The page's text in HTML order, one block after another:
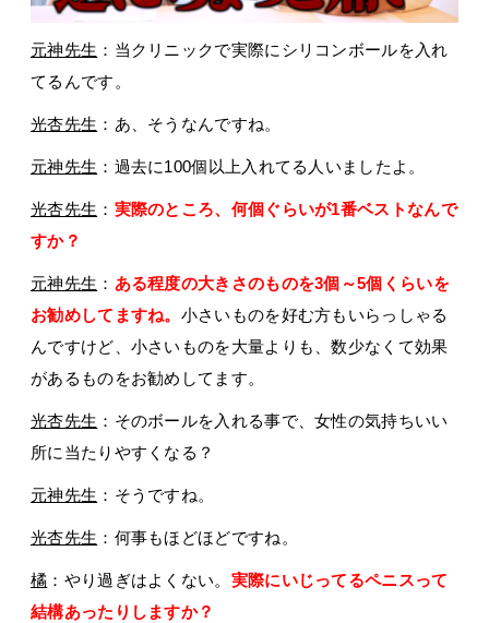
元神先生 ：当クリニックで実際にシリコンボールを入れ
てるんです。
光杏先生 ：あ、そうなんですね。
元神先生 ：過去に100個以上入れてる人いましたよ。
光杏先生 ： 実際のところ、何個ぐらいが1番ベストなんで
すか？
元神先生 ： ある程度の大きさのものを3個～5個くらいを
お勧めしてますね。 小さいものを好む方もいらっしゃる
んですけど、小さいものを大量よりも、数少なくて効果
があるものをお勧めしてます。
光杏先生 ：そのボールを入れる事で、女性の気持ちいい
所に当たりやすくなる？
元神先生 ：そうですね。
光杏先生 ：何事もほどほどですね。
橘 ：やり過ぎはよくない。 実際にいじってるペニスって
結構あったりしますか？